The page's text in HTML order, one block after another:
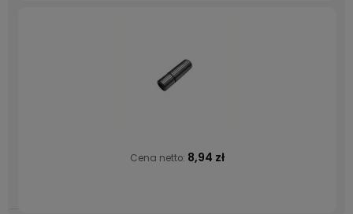
Cena netto: 8,94 zł